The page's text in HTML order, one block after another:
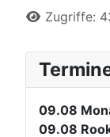
Zugriffe:
09.08
09.08